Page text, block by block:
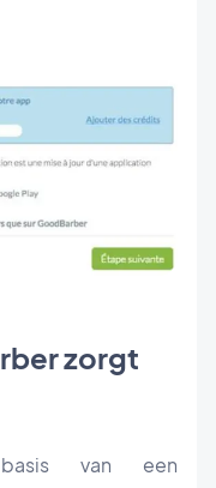
zorgt
van een